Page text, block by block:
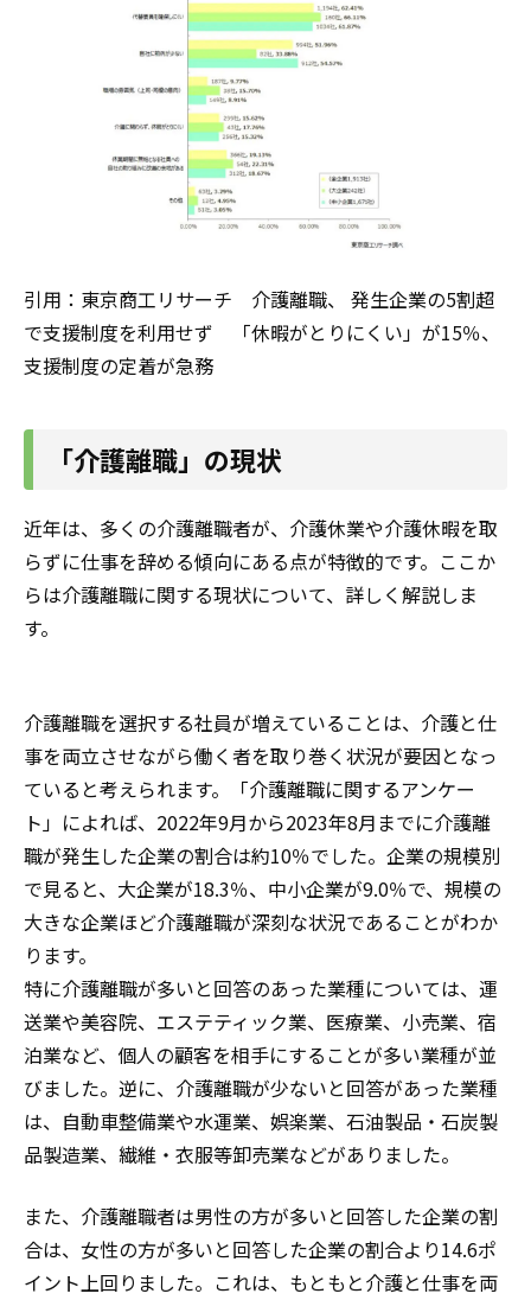
引用：東京商工リサーチ 介護離職、 発生企業の5割超
で支援制度を利用せず 「休暇がとりにくい」が15％、
支援制度の定着が急務
「介護離職」の現状
近年は、多くの介護離職者が、介護休業や介護休暇を取
らずに仕事を辞める傾向にある点が特徴的です。ここか
らは介護離職に関する現状について、詳しく解説しま
す。
介護離職を選択する社員が増えていることは、介護と仕
事を両立させながら働く者を取り巻く状況が要因となっ
ていると考えられます。「介護離職に関するアンケー
ト」によれば、2022年9月から2023年8月までに介護離
職が発生した企業の割合は約10％でした。企業の規模別
で見ると、大企業が18.3％、中小企業が9.0％で、規模の
大きな企業ほど介護離職が深刻な状況であることがわか
ります。
特に介護離職が多いと回答のあった業種については、運
送業や美容院、エステティック業、医療業、小売業、宿
泊業など、個人の顧客を相手にすることが多い業種が並
びました。逆に、介護離職が少ないと回答があった業種
は、自動車整備業や水運業、娯楽業、石油製品・石炭製
品製造業、繊維・衣服等卸売業などがありました。
また、介護離職者は男性の方が多いと回答した企業の割
合は、女性の方が多いと回答した企業の割合より14.6ポ
イント上回りました。これは、もともと介護と仕事を両